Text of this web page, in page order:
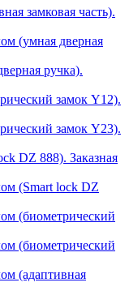
замковая часть).
(умная дверная
ручка).
замок Y12).
замок Y23).
DZ 888). Заказная
(Smart lock DZ
(биометрический
(биометрический
(адаптивная